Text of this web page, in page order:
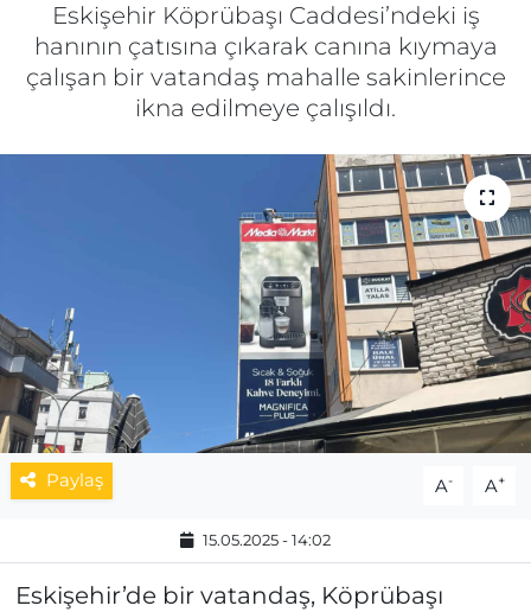
Eskişehir Köprübaşı Caddesi’ndeki iş
hanının çatısına çıkarak canına kıymaya
çalışan bir vatandaş mahalle sakinlerince
ikna edilmeye çalışıldı.
Paylaş A- A+
15.05.2025 - 14:02
Eskişehir’de bir vatandaş, Köprübaşı
EKONOMİ
SAĞLIK
EĞİTİM
ESKİŞEHİRSPOR
Son Dakika Haberleri
Haber Arşivi